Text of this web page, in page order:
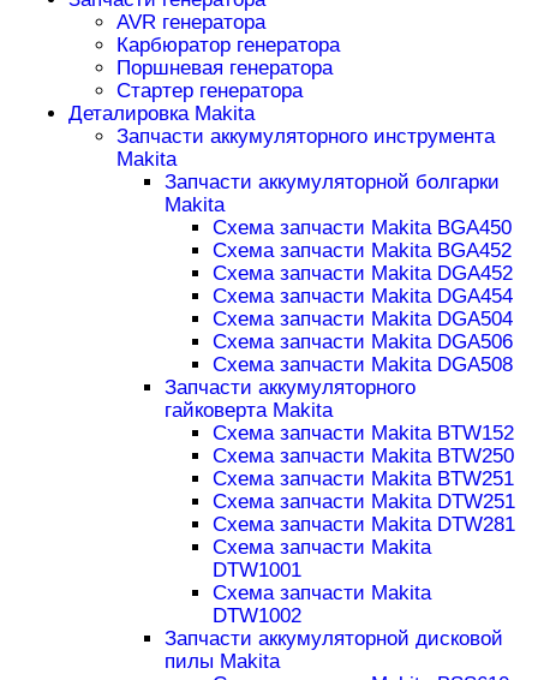
AVR генератора
Карбюратор генератора
Поршневая генератора
Стартер генератора
Деталировка Makita
Запчасти аккумуляторного инструмента
Makita
Запчасти аккумуляторной болгарки
Makita
Схема запчасти Makita BGA450
Схема запчасти Makita BGA452
Схема запчасти Makita DGA452
Схема запчасти Makita DGA454
Схема запчасти Makita DGA504
Схема запчасти Makita DGA506
Схема запчасти Makita DGA508
Запчасти аккумуляторного
гайковерта Makita
Схема запчасти Makita BTW152
Схема запчасти Makita BTW250
Схема запчасти Makita BTW251
Схема запчасти Makita DTW251
Схема запчасти Makita DTW281
Схема запчасти Makita
DTW1001
Схема запчасти Makita
DTW1002
Запчасти аккумуляторной дисковой
пилы Makita